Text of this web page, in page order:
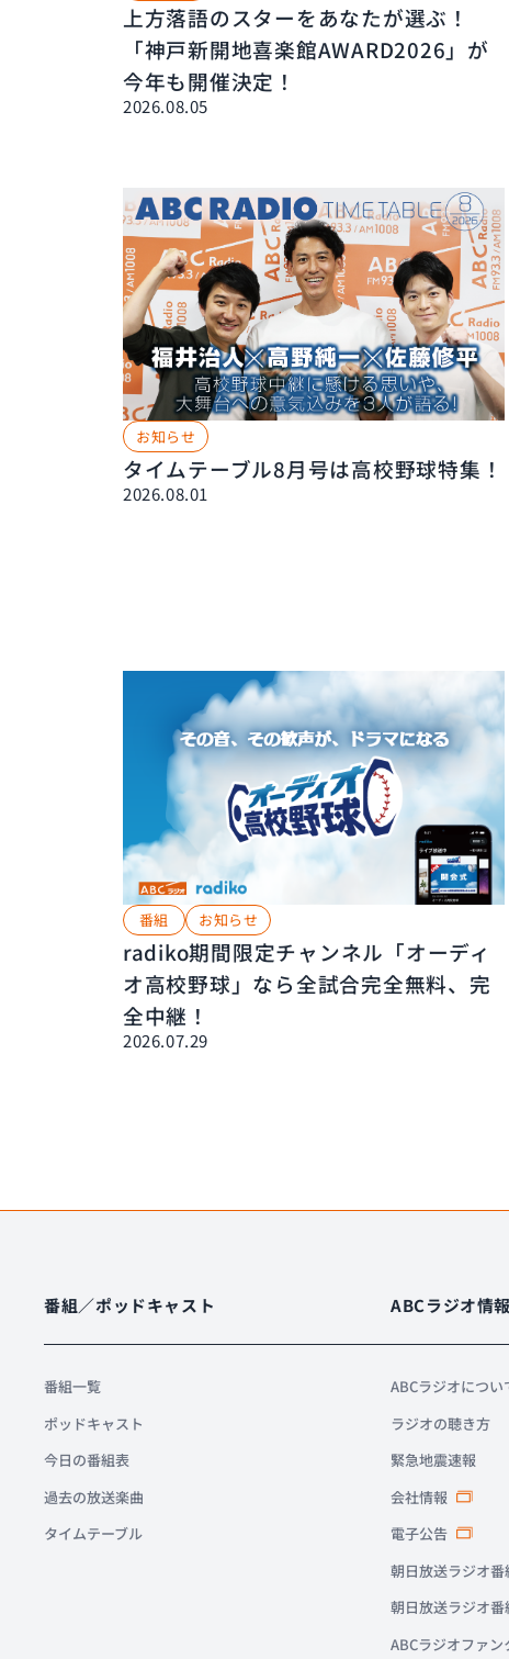
上方落語のスターをあなたが選ぶ！
「神戸新開地喜楽館AWARD2026」が
今年も開催決定！
2026.08.05
お知らせ
タイムテーブル8月号は高校野球特集！
2026.08.01
番組 お知らせ
radiko期間限定チャンネル「オーディ
オ高校野球」なら全試合完全無料、完
全中継！
2026.07.29
番組／ポッドキャスト
番組一覧
ポッドキャスト
今日の番組表
過去の放送楽曲
タイムテーブル
ABCラジオ情報
ABCラジオについ
ラジオの聴き方
緊急地震速報
会社情報
電子公告
朝日放送ラジオ番
朝日放送ラジオ
ABCラジオファン